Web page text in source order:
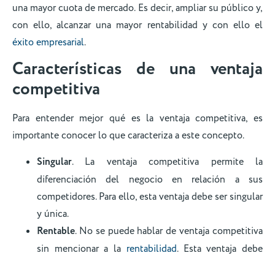
una mayor cuota de mercado. Es decir, ampliar su público y,
con ello, alcanzar una mayor rentabilidad y con ello el
éxito empresarial.
Características de una ventaja
competitiva
Para entender mejor qué es la ventaja competitiva, es
importante conocer lo que caracteriza a este concepto.
Singular. La ventaja competitiva permite la
diferenciación del negocio en relación a sus
competidores. Para ello, esta ventaja debe ser singular
y única.
Rentable. No se puede hablar de ventaja competitiva
sin mencionar a la rentabilidad. Esta ventaja debe